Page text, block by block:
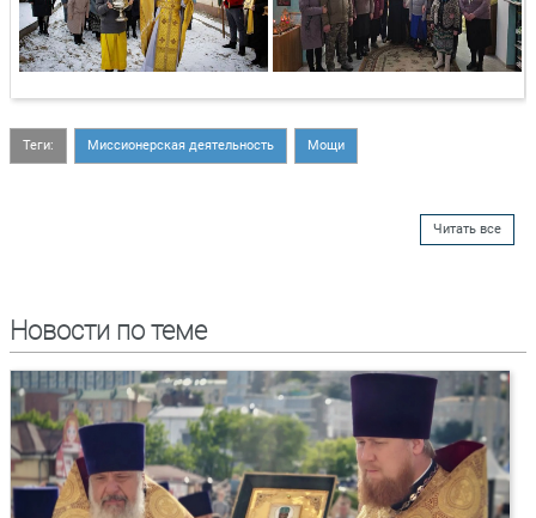
Теги: Миссионерская деятельность Мощи
Читать все
Новости по теме